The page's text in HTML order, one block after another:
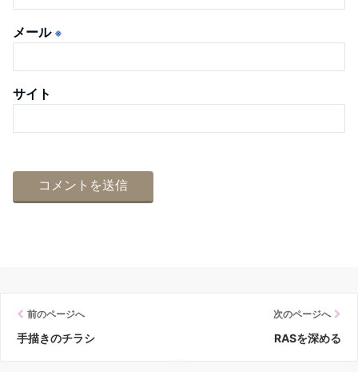
メール ※
サイト
前のページへ
手描きのチラシ
次のページへ
RASを深める